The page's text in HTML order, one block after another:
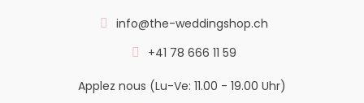
info@the-weddingshop.ch
+41 78 666 11 59
Applez nous (Lu-Ve: 11.00 - 19.00 Uhr)